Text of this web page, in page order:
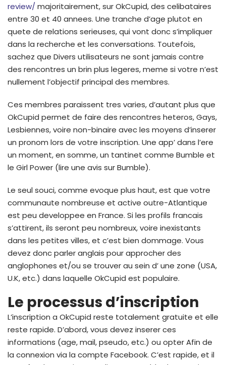
review/majoritairement, sur OkCupid, des celibataires
entre 30 et 40 annees. Une tranche d’age plutot en
quete de relations serieuses, qui vont donc s’impliquer
dans la recherche et les conversations. Toutefois,
sachez que Divers utilisateurs ne sont jamais contre
des rencontres un brin plus legeres, meme si votre n’est
nullement l’objectif principal des membres.
Ces membres paraissent tres varies, d’autant plus que
OkCupid permet de faire des rencontres heteros, Gays,
Lesbiennes, voire non-binaire avec les moyens d’inserer
un pronom lors de votre inscription. Une app’ dans l’ere
un moment, en somme, un tantinet comme Bumble et
le Girl Power (lire une avis sur Bumble).
Le seul souci, comme evoque plus haut, est que votre
communaute nombreuse et active outre-Atlantique
est peu developpee en France. Si les profils francais
s’attirent, ils seront peu nombreux, voire inexistants
dans les petites villes, et c’est bien dommage. Vous
devez donc parler anglais pour approcher des
anglophones et/ou se trouver au sein d’ une zone (USA,
U.K, etc.) dans laquelle OkCupid est populaire.
Le processus d’inscription
L’inscription a OkCupid reste totalement gratuite et elle
reste rapide. D’abord, vous devez inserer ces
informations (age, mail, pseudo, etc.) ou opter Afin de
la connexion via la compte Facebook. C’est rapide, et il